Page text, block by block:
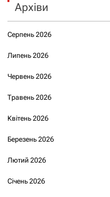
Архіви
Серпень 2026
Липень 2026
Червень 2026
Травень 2026
Квітень 2026
Березень 2026
Лютий 2026
Січень 2026